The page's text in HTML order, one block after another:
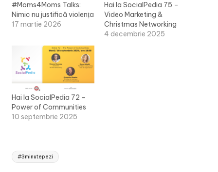
#Moms4Moms Talks:
Nimic nu justifică violența
17 martie 2026
Hai la SocialPedia 75 –
Video Marketing &
Christmas Networking
4 decembrie 2025
Hai la SocialPedia 72 –
Power of Communities
10 septembrie 2025
Tags:
#3minutepezi